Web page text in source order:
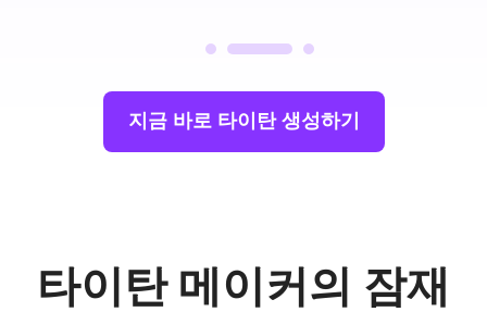
지금 바로 타이탄 생성하기
타이탄 메이커의 잠재